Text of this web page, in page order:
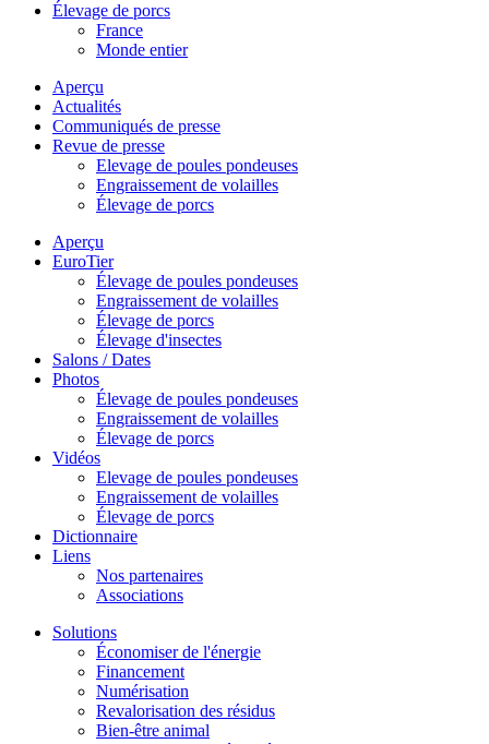
Élevage de porcs
France
Monde entier
Aperçu
Actualités
Communiqués de presse
Revue de presse
Elevage de poules pondeuses
Engraissement de volailles
Élevage de porcs
Aperçu
EuroTier
Élevage de poules pondeuses
Engraissement de volailles
Élevage de porcs
Élevage d'insectes
Salons / Dates
Photos
Élevage de poules pondeuses
Engraissement de volailles
Élevage de porcs
Vidéos
Elevage de poules pondeuses
Engraissement de volailles
Élevage de porcs
Dictionnaire
Liens
Nos partenaires
Associations
Solutions
Économiser de l'énergie
Financement
Numérisation
Revalorisation des résidus
Bien-être animal